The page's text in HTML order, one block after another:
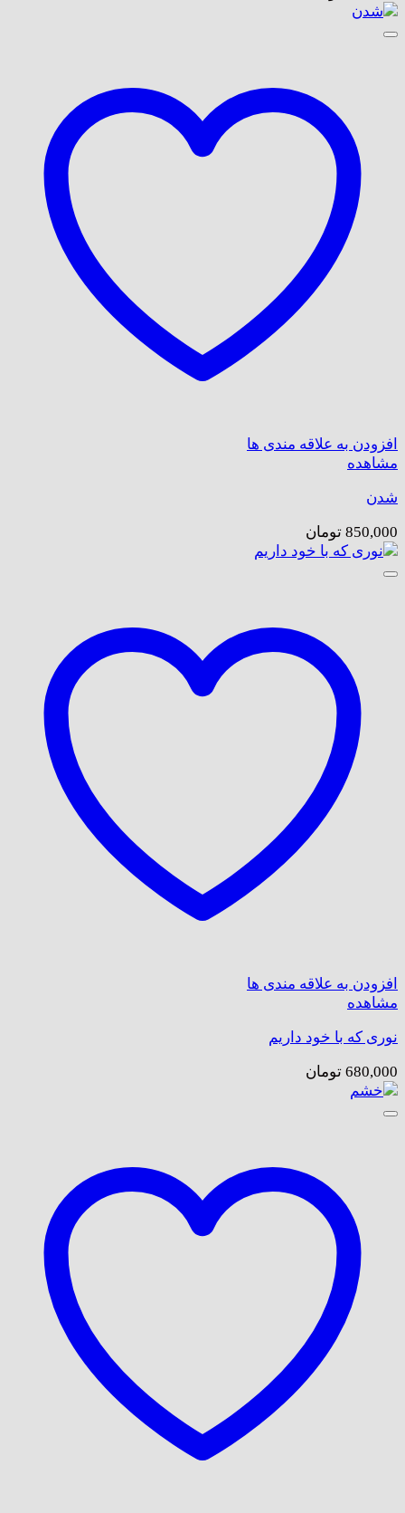
افزودن به علاقه مندی ها
مشاهده
شدن
850,000 تومان
افزودن به علاقه مندی ها
مشاهده
نوری که با خود داریم
680,000 تومان